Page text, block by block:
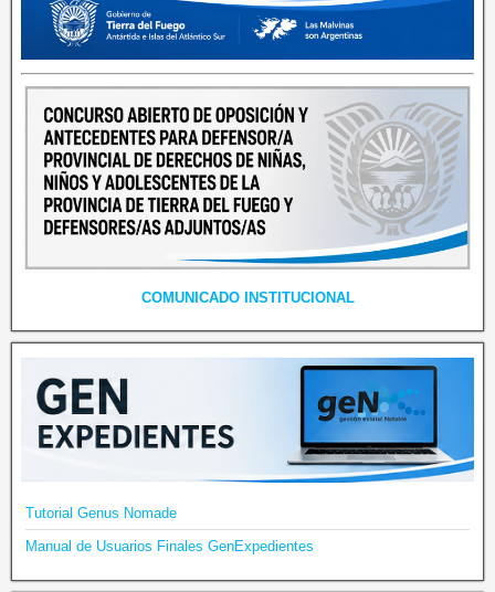
COMUNICADO INSTITUCIONAL
Tutorial Genus Nomade
Manual de Usuarios Finales GenExpedientes